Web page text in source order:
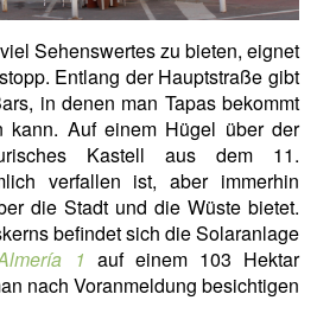
Sehenswertes zu bieten, eignet
Entlang der Hauptstraße gibt
in denen man Tapas bekommt
kann. Auf einem Hügel über der
Kastell aus dem 11.
verfallen ist, aber immerhin
die Stadt und die Wüste bietet.
befindet sich die Solaranlage
1 auf einem 103 Hektar
nach Voranmeldung besichtigen